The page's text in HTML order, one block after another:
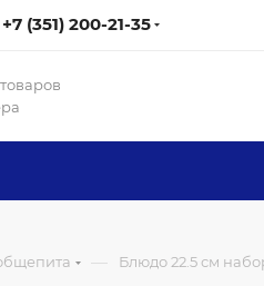
+7 (351) 200-21-35
— Блюдо 22.5 см